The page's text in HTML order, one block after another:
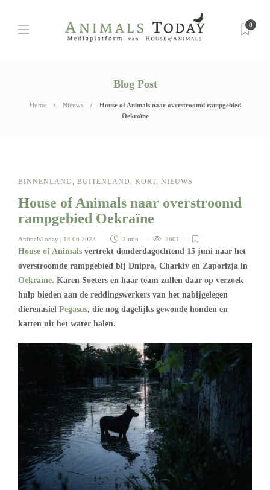
0
Blog Post
Home Nieuws
House of Animals naar overstroomd rampgebied
Oekraïne
BINNENLAND, BUITENLAND, KORT, NIEUWS
House of Animals naar overstroomd
rampgebied Oekraïne
AnimalsToday | 14 06 2023 2 min 2601
House of Animals vertrekt donderdagochtend 15 juni naar het
overstroomde rampgebied bij Dnipro, Charkiv en Zaporizja in
Oekraïne. Karen Soeters en haar team zullen daar op verzoek
hulp bieden aan de reddingswerkers van het nabijgelegen
dierenasiel Pegasus, die nog dagelijks gewonde honden en
katten uit het water halen.